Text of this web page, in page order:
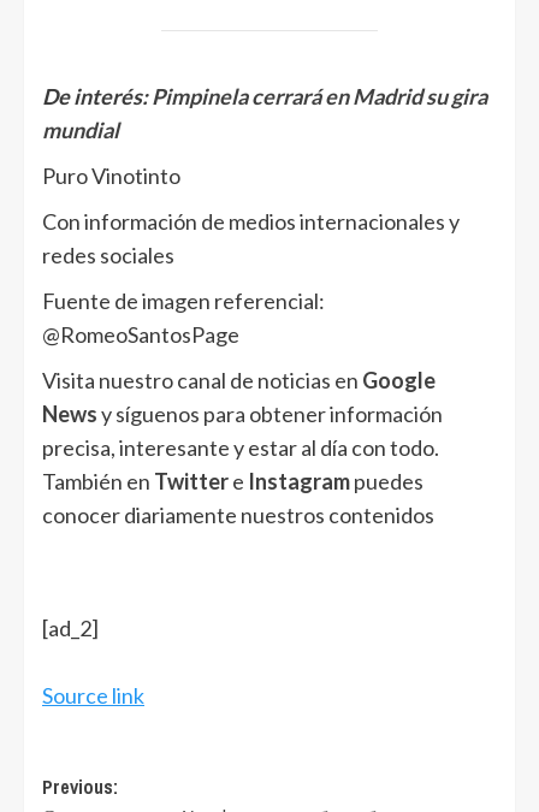
De interés:Pimpinela cerrará en Madrid su gira
mundial
Puro Vinotinto
Con información de medios internacionales y
redes sociales
Fuente de imagen referencial:
@RomeoSantosPage
Visita nuestro canal de noticias en Google
Newsy síguenos para obtener información
precisa, interesante y estar al día con todo.
También en Twittere Instagrampuedes
conocer diariamente nuestros contenidos
[ad_2]
Source link
Post
Previous: